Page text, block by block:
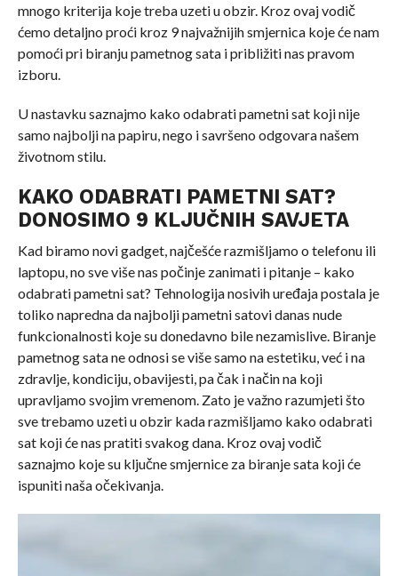
mnogo kriterija koje treba uzeti u obzir. Kroz ovaj vodič
ćemo detaljno proći kroz 9 najvažnijih smjernica koje će nam
pomoći pri biranju pametnog sata i približiti nas pravom
izboru.
U nastavku saznajmo kako odabrati pametni sat koji nije
samo najbolji na papiru, nego i savršeno odgovara našem
životnom stilu.
KAKO ODABRATI PAMETNI SAT?
DONOSIMO 9 KLJUČNIH SAVJETA
Kad biramo novi gadget, najčešće razmišljamo o telefonu ili
laptopu, no sve više nas počinje zanimati i pitanje – kako
odabrati pametni sat? Tehnologija nosivih uređaja postala je
toliko napredna da najbolji pametni satovi danas nude
funkcionalnosti koje su donedavno bile nezamislive. Biranje
pametnog sata ne odnosi se više samo na estetiku, već i na
zdravlje, kondiciju, obavijesti, pa čak i način na koji
upravljamo svojim vremenom. Zato je važno razumjeti što
sve trebamo uzeti u obzir kada razmišljamo kako odabrati
sat koji će nas pratiti svakog dana. Kroz ovaj vodič
saznajmo koje su ključne smjernice za biranje sata koji će
ispuniti naša očekivanja.